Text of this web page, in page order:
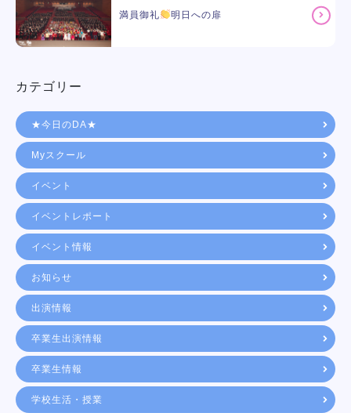
満員御礼 明日への扉
カテゴリー
★今日のDA★
Myスクール
イベント
イベントレポート
イベント情報
お知らせ
出演情報
卒業生出演情報
卒業生情報
学校生活・授業